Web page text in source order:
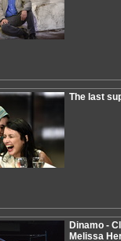
The last
Dinamo -
Melissa